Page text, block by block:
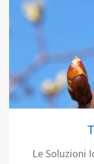
Le Soluzioni